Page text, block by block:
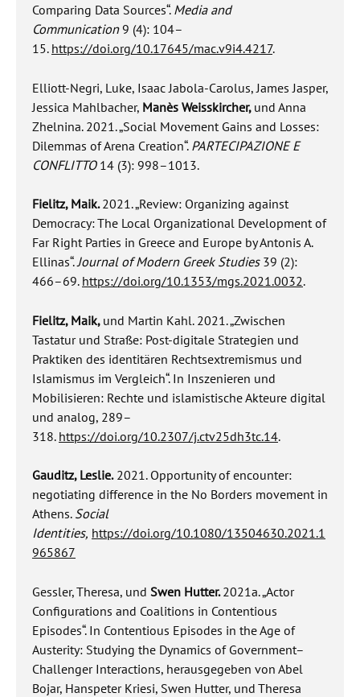
Comparing Data Sources“.Media and
Communication9 (4): 104–
15.https://doi.org/10.17645/mac.v9i4.4217.
Elliott-Negri, Luke, Isaac Jabola-Carolus, James Jasper,
Jessica Mahlbacher, Manès Weisskircher,und Anna
Zhelnina. 2021. „Social Movement Gains and Losses:
Dilemmas of Arena Creation“.PARTECIPAZIONE E
CONFLITTO14 (3): 998–1013.
Fielitz, Maik.2021. „Review: Organizing against
Democracy: The Local Organizational Development of
Far Right Parties in Greece and Europe by Antonis A.
Ellinas“.Journal of Modern Greek Studies39 (2):
466–69.https://doi.org/10.1353/mgs.2021.0032.
Fielitz, Maik,und Martin Kahl. 2021. „Zwischen
Tastatur und Straße: Post-digitale Strategien und
Praktiken des identitären Rechtsextremismus und
Islamismus im Vergleich“. In Inszenieren und
Mobilisieren: Rechte und islamistische Akteure digital
und analog, 289–
318.https://doi.org/10.2307/j.ctv25dh3tc.14.
Gauditz, Leslie.2021. Opportunity of encounter:
negotiating difference in the No Borders movement in
Athens.Social
Identities, https://doi.org/10.1080/13504630.2021.1
965867
Gessler, Theresa, und Swen Hutter.2021a. „Actor
Configurations and Coalitions in Contentious
Episodes“. In Contentious Episodes in the Age of
Austerity: Studying the Dynamics of Government–
Challenger Interactions, herausgegeben von Abel
Bojar, Hanspeter Kriesi, Swen Hutter, und Theresa